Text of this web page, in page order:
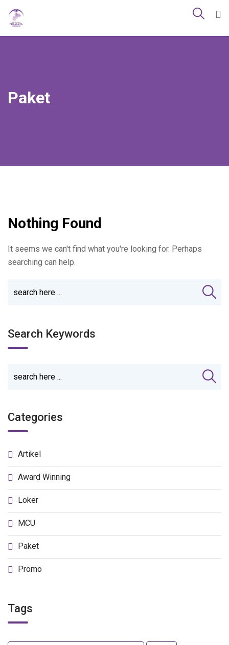
Paket
Nothing Found
It seems we can't find what you're looking for. Perhaps
searching can help.
Search Keywords
Categories
Artikel
Award Winning
Loker
MCU
Paket
Promo
Tags